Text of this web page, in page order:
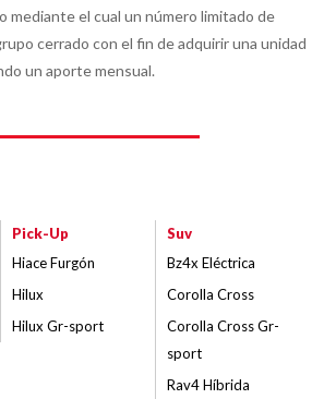
mediante el cual un número limitado de
cerrado con el fin de adquirir una unidad
un aporte mensual.
Pick-Up
Hiace Furgón
Hilux
Hilux Gr-sport
Suv
Bz4x Eléctrica
Corolla Cross
Corolla Cross Gr-
sport
Rav4 Híbrida